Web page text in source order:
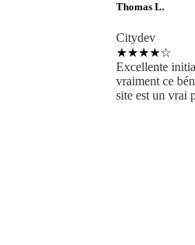
Thomas L.
Citydev
★★★★☆
Excellente
vraiment ce
site est un vrai